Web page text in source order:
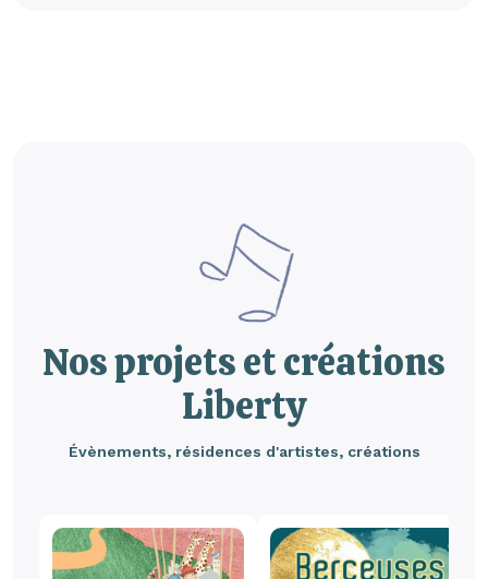
Nos projets et créations
Liberty
Évènements, résidences d'artistes, créations